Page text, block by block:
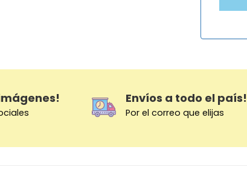
Envíos a todo el país!
Por el correo que elijas